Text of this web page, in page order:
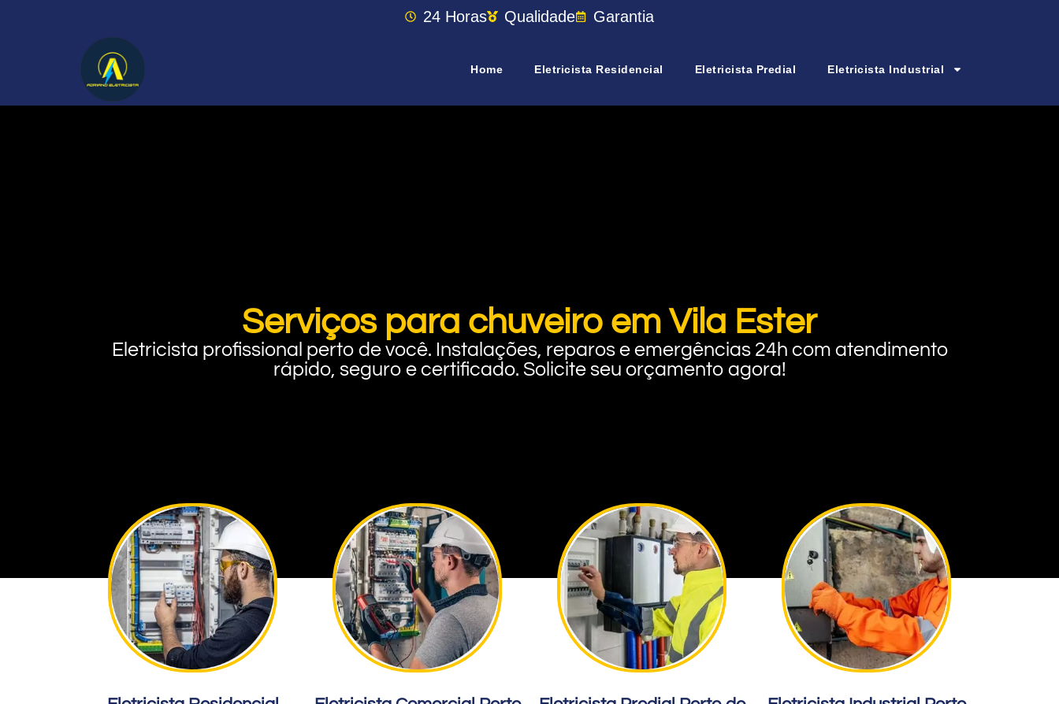
24 Horas Qualidade Garantia
Home Eletricista Residencial Eletricista Predial Eletricista Industrial
Serviços para chuveiro em Vila Ester
Eletricista profissional perto de você. Instalações, reparos e emergências 24h com atendimento
rápido, seguro e certificado. Solicite seu orçamento agora!